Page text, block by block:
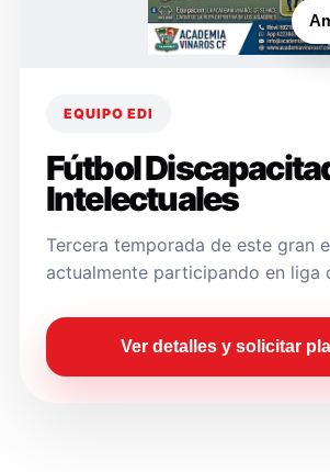
EQUIPO EDI
Fútbol
Intelectuales
Tercera temporada de este gran
actualmente participando en liga
Ver detalles y solicitar